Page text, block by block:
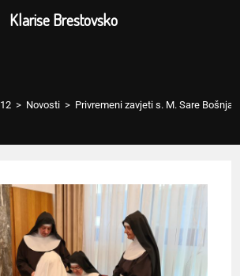
12 > Novosti > Privremeni zavjeti s. M. Sare Bošnjak
Klarise Brestovsko